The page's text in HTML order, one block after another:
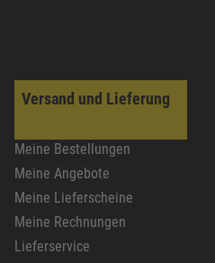
Versand und Lieferung
Meine Bestellungen
Meine Angebote
Meine Lieferscheine
Meine Rechnungen
Lieferservice